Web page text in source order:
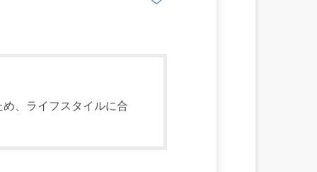
、ライフスタイルに合